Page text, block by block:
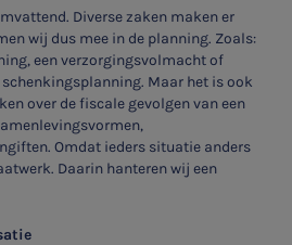
Diverse zaken maken er
wij dus mee in de planning. Zoals:
een verzorgingsvolmacht of
Maar het is ook
over de fiscale gevolgen van een
Omdat ieders situatie anders
Daarin hanteren wij een